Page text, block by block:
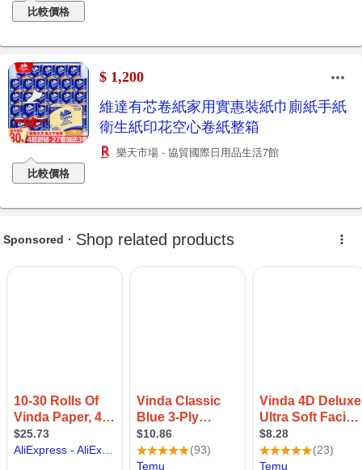
比較價格
比較價格
$ 1,200
維達有芯卷紙家用實惠裝紙巾廁紙手紙
衛生紙印花空心卷紙整箱
樂天市場 - 協貿國際日用品生活7館